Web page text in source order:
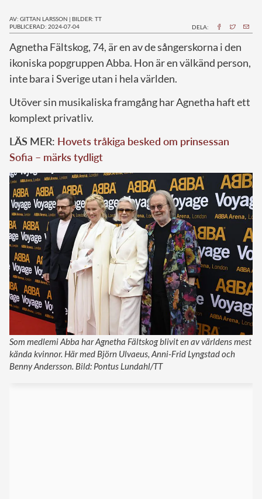
AV: GITTAN LARSSON | BILDER: TT
PUBLICERAD: 2024-07-04
DELA:
Agnetha Fältskog, 74, är en av de sångerskorna i den
ikoniska popgruppen Abba. Hon är en välkänd person,
inte bara i Sverige utan i hela världen.
Utöver sin musikaliska framgång har Agnetha haft ett
komplext privatliv.
LÄS MER: Hovets tråkiga besked om prinsessan
Sofia – märks tydligt
Som medlemi Abba har Agnetha Fältskog blivit en av världens mest
kända kvinnor. Här med Björn Ulvaeus, Anni-Frid Lyngstad och
Benny Andersson. Bild: Pontus Lundahl/TT